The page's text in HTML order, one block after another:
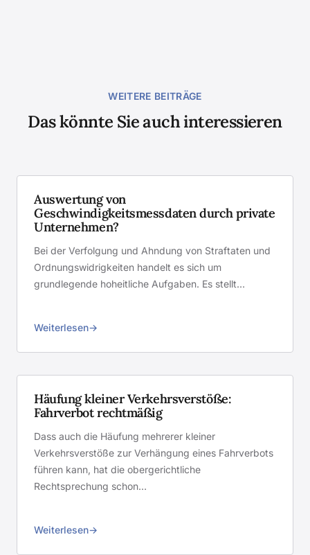
WEITERE BEITRÄGE
Das könnte Sie auch interessieren
Auswertung von
Geschwindigkeitsmessdaten durch private
Unternehmen?
Bei der Verfolgung und Ahndung von Straftaten und
Ordnungswidrigkeiten handelt es sich um
grundlegende hoheitliche Aufgaben. Es stellt…
Weiterlesen
Häufung kleiner Verkehrsverstöße:
Fahrverbot rechtmäßig
Dass auch die Häufung mehrerer kleiner
Verkehrsverstöße zur Verhängung eines Fahrverbots
führen kann, hat die obergerichtliche
Rechtsprechung schon…
Weiterlesen